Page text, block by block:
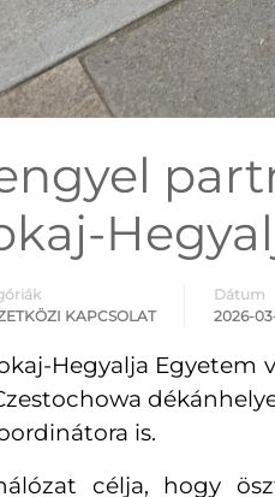
KAPCSOLAT
Dátum
2026-
Hegyalja Egyetem
is.
célja, hogy